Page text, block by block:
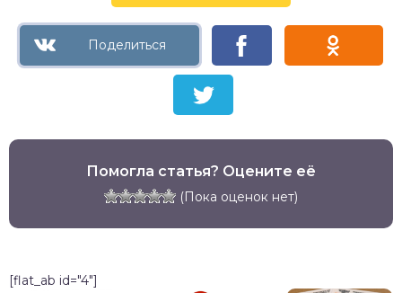
Помогла статья? Оцените её
(Пока оценок нет)
[flat_ab id="4"]